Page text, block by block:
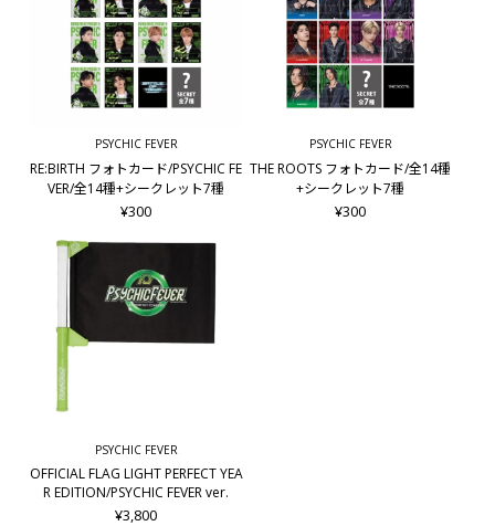
PSYCHIC FEVER
RE:BIRTH フォトカード/PSYCHIC FE
VER/全14種+シークレット7種
¥300
PSYCHIC FEVER
THE ROOTS フォトカード/全14種
+シークレット7種
¥300
PSYCHIC FEVER
OFFICIAL FLAG LIGHT PERFECT YEA
R EDITION/PSYCHIC FEVER ver.
¥3,800